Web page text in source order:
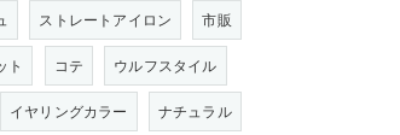
ストレートアイロン 市販
ト コテ ウルフスタイル
イヤリングカラー ナチュラル